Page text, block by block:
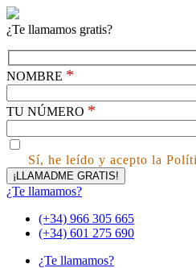
¿Te llamamos gratis?
NOMBRE *
TU NÚMERO *
Sí, he leído y acepto la
¿Te llamamos?
(+34) 966 305 665
(+34) 601 275 690
¿Te llamamos?